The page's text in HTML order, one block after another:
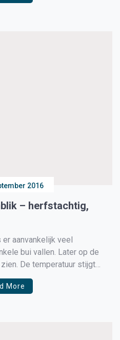
2016
– herfstachtig,
aanvankelijk veel
bui vallen. Later op de
De temperatuur stijgt
is af en toe vrij
More